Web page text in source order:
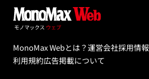
MonoMax Webとは？運営会社採用情報
利用規約広告掲載について